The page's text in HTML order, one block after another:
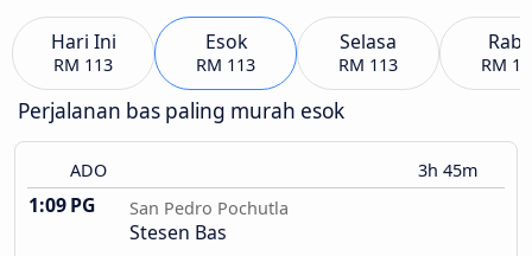
Hari Ini
RM 113
Esok
RM 113
Selasa
RM 113 RM
Perjalanan bas paling murah esok
ADO 3h 45m
1:09 PG San Pedro Pochutla
Stesen Bas